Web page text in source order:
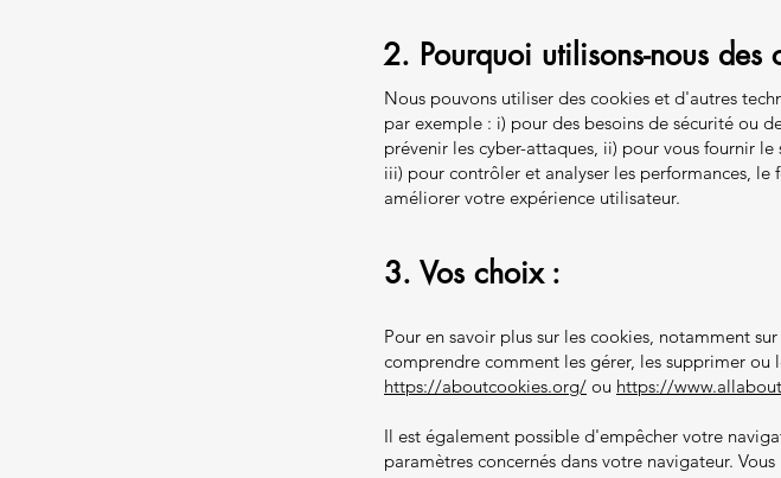
2. Pourquoi utilisons-nous des
Nous pouvons utiliser des cookies et d'autres
par exemple : i) pour des besoins de sécurité ou
prévenir les cyber-attaques, ii) pour vous fournir
iii) pour contrôler et analyser les performances,
améliorer votre expérience utilisateur.
3. Vos choix :
Pour en savoir plus sur les cookies, notamment
comprendre comment les gérer, les supprimer ou
https://aboutcookies.org/ ou https://
Il est également possible d'empêcher votre
paramètres concernés dans votre navigateur.